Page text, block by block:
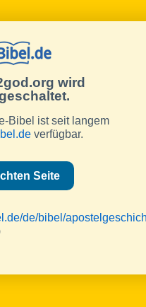
wird
Bibel ist seit langem
verfügbar.
Seite
de/bibel/